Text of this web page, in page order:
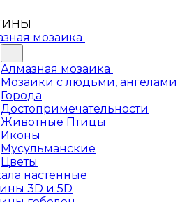
мозаика
Алмазная мозаика
Мозаики с людьми, ангелами
Города
Достопримечательности
Животные Птицы
Иконы
Мусульманские
Цветы
настенные
3D и 5D